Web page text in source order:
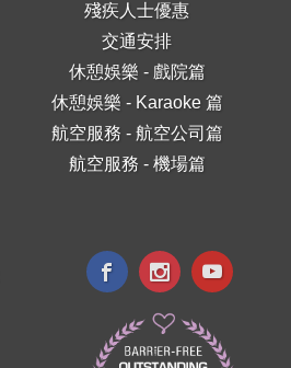
殘疾人士優惠
交通安排
休憩娛樂 - 戲院篇
休憩娛樂 - Karaoke 篇
航空服務 - 航空公司篇
航空服務 - 機場篇